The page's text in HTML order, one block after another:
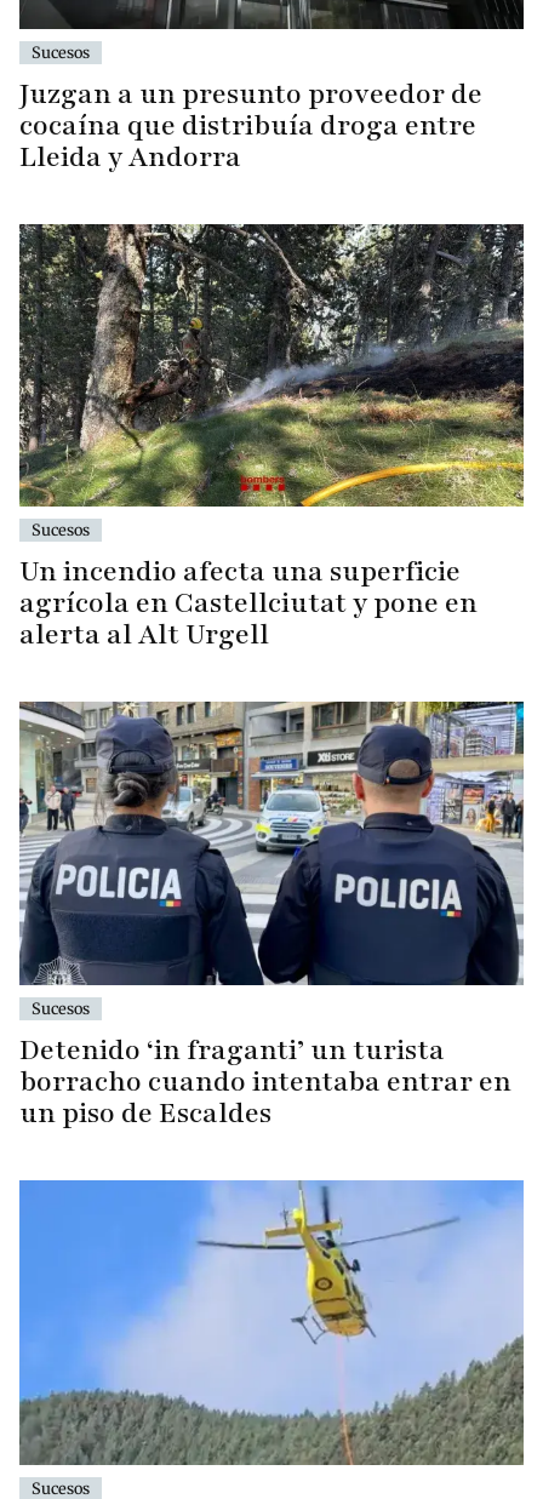
Sucesos
Juzgan a un presunto proveedor de
cocaína que distribuía droga entre
Lleida y Andorra
Sucesos
Un incendio afecta una superficie
agrícola en Castellciutat y pone en
alerta al Alt Urgell
Sucesos
Detenido ‘in fraganti’ un turista
borracho cuando intentaba entrar en
un piso de Escaldes
Sucesos